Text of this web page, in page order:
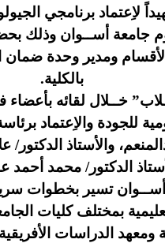
لاِعتماد برنامجي
جامعة أســوان وذلك
ومدير وحدة ضمان
بالكلية.
خــلال لقائه بأعضاء
للجودة والاِعتماد
والأستاذ الدكتور/
الدكتور/ محمد أحمد
تسير بخطوات
بمختلف كليات
ومعهد الدراسات